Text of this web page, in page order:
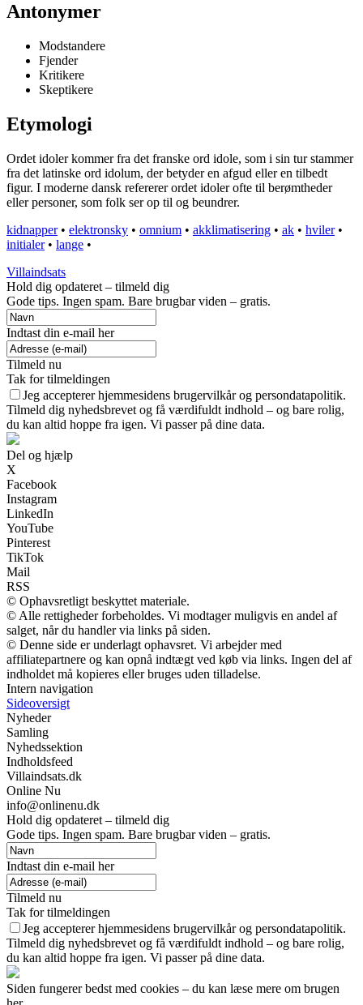
Antonymer
Modstandere
Fjender
Kritikere
Skeptikere
Etymologi
Ordet idoler kommer fra det franske ord idole, som i sin tur stammer
fra det latinske ord idolum, der betyder en afgud eller en tilbedt
figur. I moderne dansk refererer ordet idoler ofte til berømtheder
eller personer, som folk ser op til og beundrer.
kidnapper• elektronsky • omnium • akklimatisering • ak • hviler•
initialer• lange •
Villaindsats
Hold dig opdateret – tilmeld dig
Gode tips. Ingen spam. Bare brugbar viden – gratis.
Indtast din e-mail her
Tilmeld nu
Tak for tilmeldingen
Jeg accepterer hjemmesidens brugervilkår og persondatapolitik.
Tilmeld dig nyhedsbrevet og få værdifuldt indhold – og bare rolig,
du kan altid hoppe fra igen. Vi passer på dine data.
Del og hjælp
X
Facebook
Instagram
LinkedIn
YouTube
Pinterest
TikTok
Mail
RSS
© Ophavsretligt beskyttet materiale.
© Alle rettigheder forbeholdes. Vi modtager muligvis en andel af
salget, når du handler via links på siden.
© Denne side er underlagt ophavsret. Vi arbejder med
affiliatepartnere og kan opnå indtægt ved køb via links. Ingen del af
indholdet må kopieres eller bruges uden tilladelse.
Intern navigation
Sideoversigt
Nyheder
Samling
Nyhedssektion
Indholdsfeed
Villaindsats.dk
Online Nu
info@onlinenu.dk
Hold dig opdateret – tilmeld dig
Gode tips. Ingen spam. Bare brugbar viden – gratis.
Indtast din e-mail her
Tilmeld nu
Tak for tilmeldingen
Jeg accepterer hjemmesidens brugervilkår og persondatapolitik.
Tilmeld dig nyhedsbrevet og få værdifuldt indhold – og bare rolig,
du kan altid hoppe fra igen. Vi passer på dine data.
Siden fungerer bedst med cookies – du kan læse mere om brugen